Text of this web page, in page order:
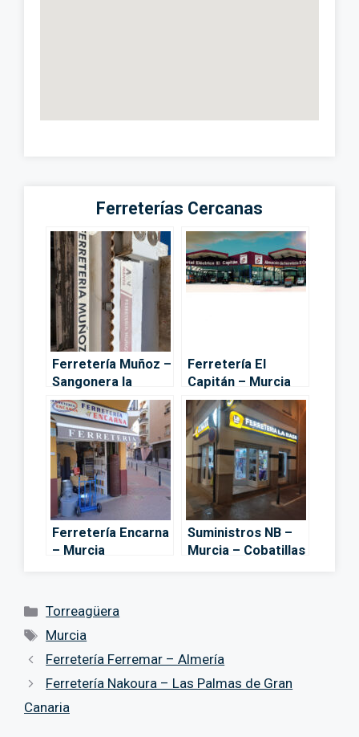
Ferreterías Cercanas
Ferretería Muñoz –
Sangonera la
Verde
Ferretería El
Capitán – Murcia
Ferretería Encarna
– Murcia
Suministros NB –
Murcia – Cobatillas
Categorías
Torreagüera
Etiquetas
Murcia
Ferretería Ferremar – Almería
Ferretería Nakoura – Las Palmas de Gran
Canaria